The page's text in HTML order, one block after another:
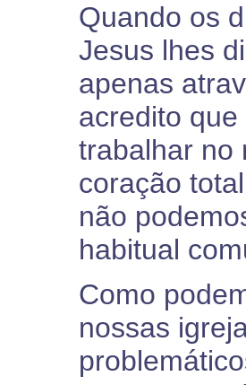
Quando os
Jesus lhes
apenas
acredito
trabalhar no
coração
não
habitual
Como
nossas